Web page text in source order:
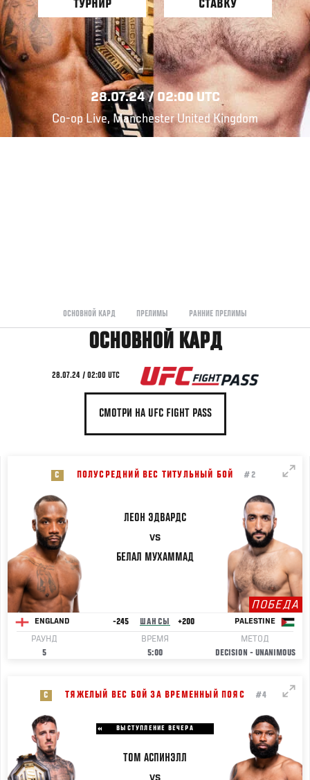
ТУРНИР
СТАВКУ
28.07.24 / 02:00 UTC
Co-op Live, Manchester United Kingdom
ОСНОВНОЙ КАРД ПРЕЛИМЫ РАННИЕ ПРЕЛИМЫ
ОСНОВНОЙ КАРД
28.07.24 / 02:00 UTC
СМОТРИ НА UFC FIGHT PASS
C ПОЛУСРЕДНИЙ ВЕС ТИТУЛЬНЫЙ БОЙ #2
ЛЕОН ЭДВАРДС
VS
БЕЛАЛ МУХАММАД
ПОБЕДА
ENGLAND -245 ШАНСЫ +200 PALESTINE
РАУНД
5
ВРЕМЯ
5:00
МЕТОД
DECISION - UNANIMOUS
C ТЯЖЕЛЫЙ ВЕС БОЙ ЗА ВРЕМЕННЫЙ ПОЯС #4
ВЫСТУПЛЕНИЕ ВЕЧЕРА
ТОМ АСПИНЭЛЛ